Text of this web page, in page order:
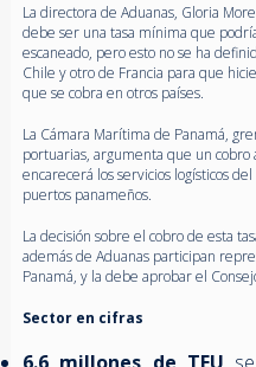
La directora de Aduanas, Gloria
debe ser una tasa mínima que
escaneado, pero esto no se ha
Chile y otro de Francia para que
que se cobra en otros países.
La Cámara Marítima de Panamá,
portuarias, argumenta que un
encarecerá los servicios logísticos
puertos panameños.
La decisión sobre el cobro de esta
además de Aduanas participan
Panamá, y la debe aprobar el
Sector en cifras